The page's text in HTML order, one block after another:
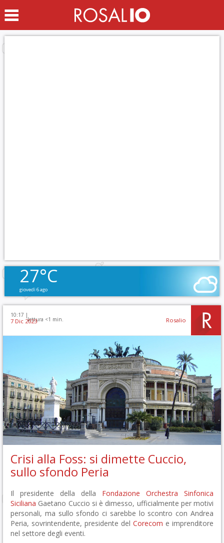
27°C
giovedì 6 ago
10:17 |
lettura <1 min.
7 Dic 2023 Rosalio
Crisi alla Foss: si dimette Cuccio,
sullo sfondo Peria
Il presidente della della Fondazione Orchestra Sinfonica
Siciliana Gaetano Cuccio si è dimesso, ufficialmente per motivi
personali, ma sullo sfondo ci sarebbe lo scontro con Andrea
Peria, sovrintendente, presidente del Corecom e imprenditore
nel settore degli eventi.